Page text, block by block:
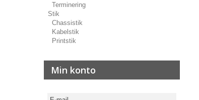
Terminering
Stik
Chassistik
Kabelstik
Printstik
Min konto